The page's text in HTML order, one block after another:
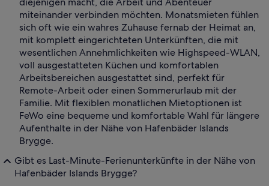
miteinander verbinden möchten. Monatsmieten fühlen
sich oft wie ein wahres Zuhause fernab der Heimat an,
mit komplett eingerichteten Unterkünften, die mit
wesentlichen Annehmlichkeiten wie Highspeed-WLAN,
voll ausgestatteten Küchen und komfortablen
Arbeitsbereichen ausgestattet sind, perfekt für
Remote-Arbeit oder einen Sommerurlaub mit der
Familie. Mit flexiblen monatlichen Mietoptionen ist
FeWo eine bequeme und komfortable Wahl für längere
Aufenthalte in der Nähe von Hafenbäder Islands
Brygge.
Gibt es Last-Minute-Ferienunterkünfte in der Nähe von
Hafenbäder Islands Brygge?